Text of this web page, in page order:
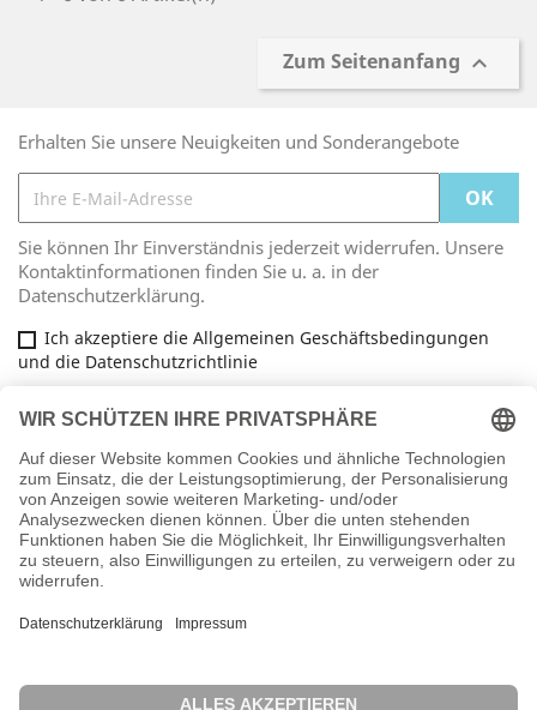
Zum Seitenanfang 
Erhalten Sie unsere Neuigkeiten und Sonderangebote
Sie können Ihr Einverständnis jederzeit widerrufen. Unsere
Kontaktinformationen finden Sie u. a. in der
Datenschutzerklärung.
Ich akzeptiere die Allgemeinen Geschäftsbedingungen
und die Datenschutzrichtlinie
Facebook
ARTIKEL 
INFORMATIONEN